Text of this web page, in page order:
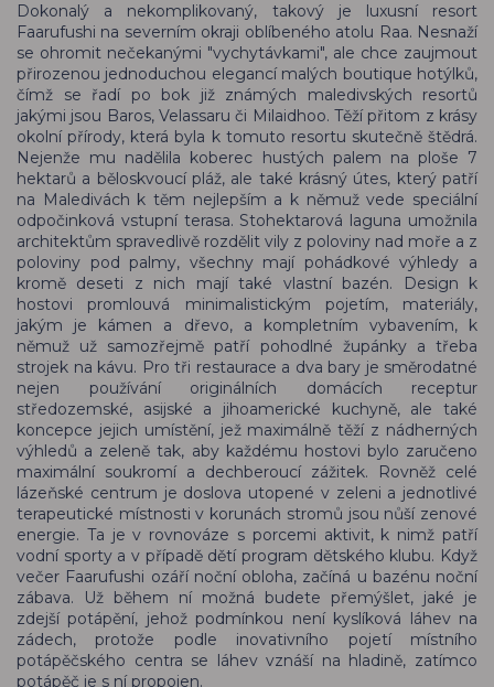
Dokonalý a nekomplikovaný, takový je luxusní resort
Faarufushi na severním okraji oblíbeného atolu Raa. Nesnaží
se ohromit nečekanými "vychytávkami", ale chce zaujmout
přirozenou jednoduchou elegancí malých boutique hotýlků,
čímž se řadí po bok již známých maledivských resortů
jakými jsou Baros, Velassaru či Milaidhoo. Těží přitom z krásy
okolní přírody, která byla k tomuto resortu skutečně štědrá.
Nejenže mu nadělila koberec hustých palem na ploše 7
hektarů a běloskvoucí pláž, ale také krásný útes, který patří
na Maledivách k těm nejlepším a k němuž vede speciální
odpočinková vstupní terasa. Stohektarová laguna umožnila
architektům spravedlivě rozdělit vily z poloviny nad moře a z
poloviny pod palmy, všechny mají pohádkové výhledy a
kromě deseti z nich mají také vlastní bazén. Design k
hostovi promlouvá minimalistickým pojetím, materiály,
jakým je kámen a dřevo, a kompletním vybavením, k
němuž už samozřejmě patří pohodlné župánky a třeba
strojek na kávu. Pro tři restaurace a dva bary je směrodatné
nejen používání originálních domácích receptur
středozemské, asijské a jihoamerické kuchyně, ale také
koncepce jejich umístění, jež maximálně těží z nádherných
výhledů a zeleně tak, aby každému hostovi bylo zaručeno
maximální soukromí a dechberoucí zážitek. Rovněž celé
lázeňské centrum je doslova utopené v zeleni a jednotlivé
terapeutické místnosti v korunách stromů jsou nůší zenové
energie. Ta je v rovnováze s porcemi aktivit, k nimž patří
vodní sporty a v případě dětí program dětského klubu. Když
večer Faarufushi ozáří noční obloha, začíná u bazénu noční
zábava. Už během ní možná budete přemýšlet, jaké je
zdejší potápění, jehož podmínkou není kyslíková láhev na
zádech, protože podle inovativního pojetí místního
potápěčského centra se láhev vznáší na hladině, zatímco
potápěč je s ní propojen.